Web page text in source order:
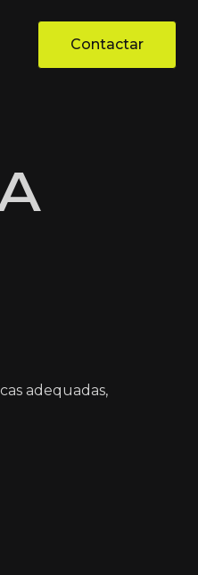
Contactar
adequadas,